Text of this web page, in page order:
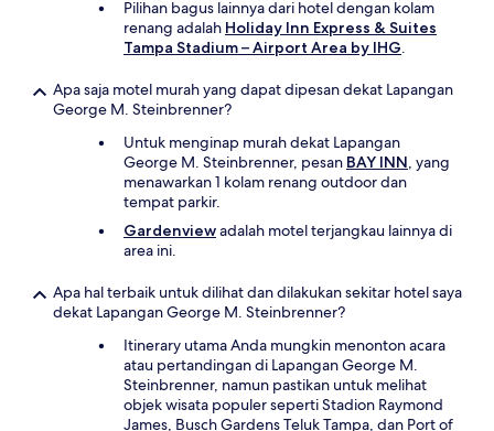
Pilihan bagus lainnya dari hotel dengan kolam
renang adalah Holiday Inn Express & Suites
Tampa Stadium – Airport Area by IHG.
Apa saja motel murah yang dapat dipesan dekat Lapangan
George M. Steinbrenner?
Untuk menginap murah dekat Lapangan
George M. Steinbrenner, pesan BAY INN, yang
menawarkan 1 kolam renang outdoor dan
tempat parkir.
Gardenviewadalah motel terjangkau lainnya di
area ini.
Apa hal terbaik untuk dilihat dan dilakukan sekitar hotel saya
dekat Lapangan George M. Steinbrenner?
Itinerary utama Anda mungkin menonton acara
atau pertandingan di Lapangan George M.
Steinbrenner, namun pastikan untuk melihat
objek wisata populer seperti Stadion Raymond
James, Busch Gardens Teluk Tampa, dan Port of